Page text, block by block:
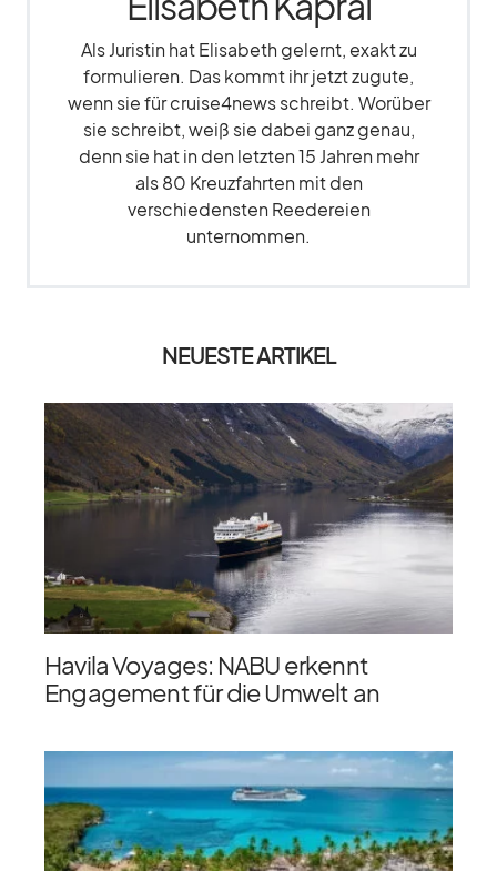
Als Juristin hat Elisabeth gelernt, exakt zu
formulieren. Das kommt ihr jetzt zugute,
wenn sie für cruise4news schreibt. Worüber
sie schreibt, weiß sie dabei ganz genau,
denn sie hat in den letzten 15 Jahren mehr
als 80 Kreuzfahrten mit den
verschiedensten Reedereien
unternommen.
NEUESTE ARTIKEL
Havila Voyages: NABU erkennt
Engagement für die Umwelt an